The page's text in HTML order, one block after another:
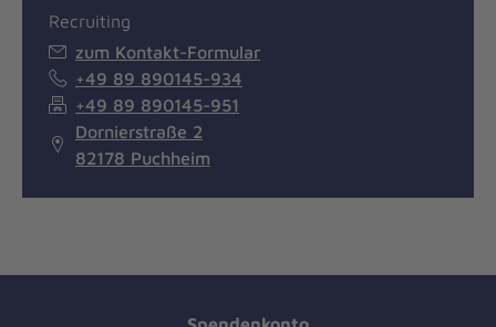
Recruiting
zum Kontakt-Formular
+49 89 890145-934
+49 89 890145-951
Dornierstraße 2
82178 Puchheim